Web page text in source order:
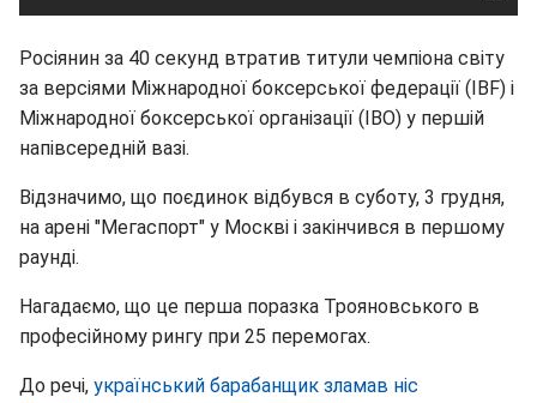
Росіянин за 40 секунд втратив титули чемпіона світу
за версіями Міжнародної боксерської федерації (IBF) і
Міжнародної боксерської організації (IBO) у першій
напівсередній вазі.
Відзначимо, що поєдинок відбувся в суботу, 3 грудня,
на арені "Мегаспорт" у Москві і закінчився в першому
раунді.
Нагадаємо, що це перша поразка Трояновського в
професійному рингу при 25 перемогах.
До речі, український барабанщик зламав ніс